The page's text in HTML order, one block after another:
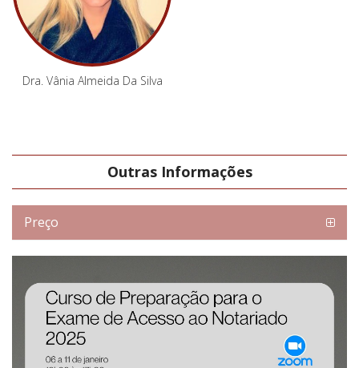
Dra. Vânia Almeida Da Silva
Outras Informações
Preço